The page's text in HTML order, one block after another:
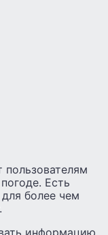
пользователям
Есть
более чем
информацию